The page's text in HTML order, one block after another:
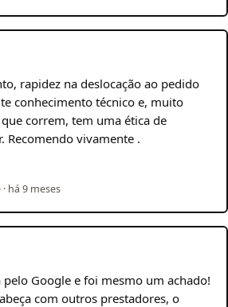
rapidez na deslocação ao pedido
conhecimento técnico e, muito
correm, tem uma ética de
Recomendo vivamente .
há 9 meses
pelo Google e foi mesmo um achado!
com outros prestadores, o